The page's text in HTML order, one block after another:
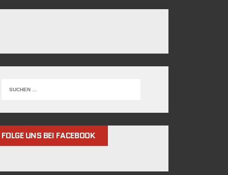
FOLGE UNS BEI FACEBOOK